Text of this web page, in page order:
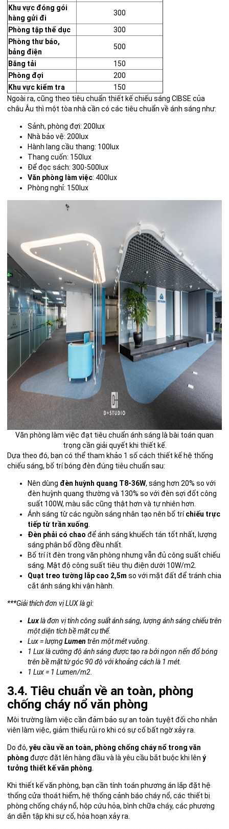
Khu vực đóng gói
hàng gửi đi
300
Phòng tập thể dục
300
Phòng thư báo,
bảng điện
500
Băng tải
150
Phòng đợi
200
Khu vực kiểm tra
150
Ngoài ra, cũng theo tiêu chuẩn thiết kế chiếu sáng CIBSE của
châu Âu thì một tòa nhà cần có các tiêu chuẩn về ánh sáng như:
Sảnh, phòng đợi: 200lux
Nhà bảo vệ: 200lux
Hành lang cầu thang: 100lux
Thang cuốn: 150lux
Để đọc sách: 300-500lux
Văn phòng làm việc: 400lux
Phòng nghỉ: 150lux
Văn phòng làm việc đạt tiêu chuẩn ánh sáng là bài toán quan
trọng cần giải quyết khi thiết kế.
Dựa theo đó, bạn có thể tham khảo 1 số cách thiết kế hệ thống
chiếu sáng, bố trí bóng đèn đúng tiêu chuẩn sau:
Nên dùng đèn huỳnh quang T8-36W, sáng hơn 20% so với
đèn huỳnh quang thường và 130% so với đèn sợi đốt công
suất 100W, màu sắc cũng thật hơn và tự nhiên hơn.
Ánh sáng từ các nguồn sáng nhân tạo nên bố tríchiếu trực
tiếp từ trần xuống
Đèn phải có chao để ánh sáng khuếch tán tốt nhất, lượng
sáng phân bố đồng đều nhất.
Bố trí ít đèn trong văn phòng nhưng vẫn đủ công suất chiếu
sáng. Mật độ công suất tiêu thụ điện dưới 10W/m2.
Quạt treo tường lắp cao 2,5m so với mặt đất để tránh chia
cắt ánh sáng khi vận hành.
***Giải thích đơn vị LUX là gì:
Luxlà đơn vị tính công suất ánh sáng, lượng ánh sáng chiếu trên
một diện tích bề mặt cụ thể.
Lux = lượngLumen trên một mét vuông.
1 Lux là cường độ ánh sáng được tạo ra bởi ngọn nến đổ bóng
trên bề mặt từ góc 90 độ với khoảng cách là 1 mét.
1 Lux = 1 Lumen/m2.
3.4. Tiêu chuẩn về an toàn, phòng
chống cháy nổ văn phòng
Môi trường làm việc cần đảm bảo sự an toàn tuyệt đối cho nhân
viên làm việc, giảm thiểu rủi ro khi có sự cố bất ngờ xảy ra.
Do đó, yêu cầu về an toàn, phòng chống cháy nổ trong văn
phòng được đặt lên hàng đầu và là yêu cầu bắt buộc khi lên ý
tưởng thiết kế văn phòng
Khi thiết kế văn phòng, bạn cần tính toán phương án lắp đặt hệ
thống cửa thoát hiểm, hệ thống cảnh báo cháy nổ, các thiết bị
phòng chống cháy nổ, hộp cứu hỏa, bình chữa cháy, các phương
án diễn tập khi sự cố, hỏa hoạn xảy ra.